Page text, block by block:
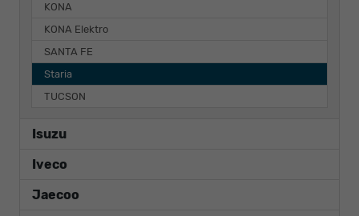
KONA
KONA Elektro
SANTA FE
Staria
TUCSON
Isuzu
Iveco
Jaecoo